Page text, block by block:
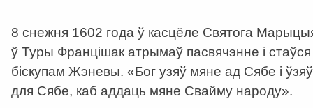
8 снежня 1602 года ў касцёле Святога
ў Туры Францішак атрымаў пасвячэнне і стаўся
біскупам Жэневы. «Бог узяў мяне ад Сябе і ўзяў
для Сябе, каб аддаць мяне Свайму народу».